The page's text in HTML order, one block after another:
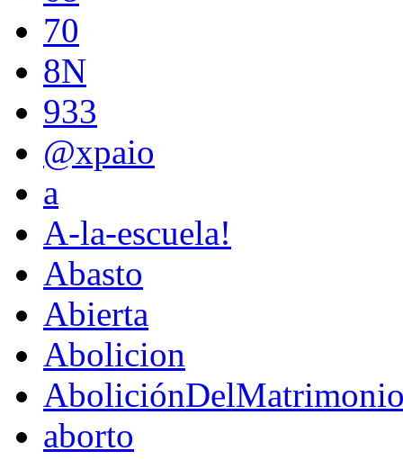
70
8N
933
@xpaio
a
A-la-escuela!
Abasto
Abierta
Abolicion
aborto